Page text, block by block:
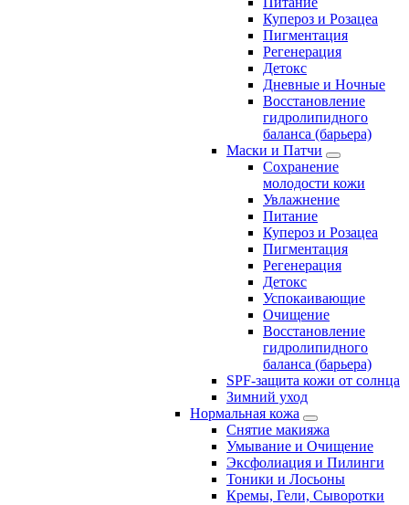
Купероз и Розацеа
Пигментация
Регенерация
Детокс
Дневные и Ночные
Восстановление
гидролипидного
баланса (барьера)
Маски и Патчи
Сохранение
молодости кожи
Увлажнение
Питание
Купероз и Розацеа
Пигментация
Регенерация
Детокс
Успокаивающие
Очищение
Восстановление
гидролипидного
баланса (барьера)
SPF-защита кожи от солнца
Зимний уход
Нормальная кожа
Снятие макияжа
Умывание и Очищение
Эксфолиация и Пилинги
Тоники и Лосьоны
Кремы, Гели, Сыворотки